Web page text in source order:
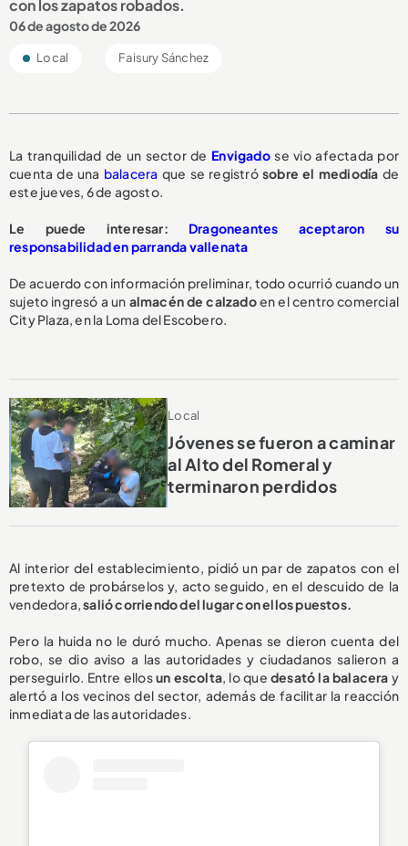
con los zapatos robados.
06 de agosto de 2026
Local Faisury Sánchez
La tranquilidad de un sector de Envigadose vio afectada por
cuenta de una balacera que se registró sobre el mediodía de
este jueves, 6 de agosto.
Le puede interesar: Dragoneantes aceptaron su
responsabilidad en parranda vallenata
De acuerdo con información preliminar, todo ocurrió cuando un
sujeto ingresó a un almacén de calzadoen el centro comercial
City Plaza, en la Loma del Escobero.
Local
Jóvenes se fueron a caminar
al Alto del Romeral y
terminaron perdidos
Al interior del establecimiento, pidió un par de zapatos con el
pretexto de probárselos y, acto seguido, en el descuido de la
vendedora,salió corriendo del lugar con ellos puestos.
Pero la huida no le duró mucho. Apenas se dieron cuenta del
robo, se dio aviso a las autoridades y ciudadanos salieron a
perseguirlo. Entre ellosun escolta, lo que desató la balacera y
alertó a los vecinos del sector, además de facilitar la reacción
inmediata de las autoridades.